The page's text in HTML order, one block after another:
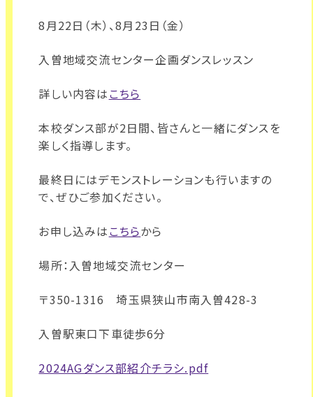
8月22日（木）、8月23日（金）
入曽地域交流センター企画ダンスレッスン
詳しい内容は こちら
本校ダンス部が2日間、皆さんと一緒にダンスを
楽しく指導します。
最終日にはデモンストレーションも行いますの
で、ぜひご参加ください。
お申し込みは こちらから
場所：入曽地域交流センター
〒350-1316 埼玉県狭山市南入曽428-3
入曽駅東口下車徒歩6分
2024AGダンス部紹介チラシ.pdf